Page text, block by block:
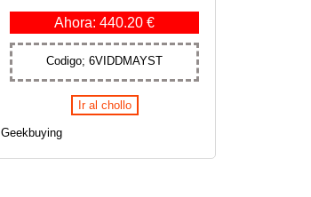
Ahora: 440.20 €
Codigo; 6VIDDMAYST
Ir al chollo
Geekbuying